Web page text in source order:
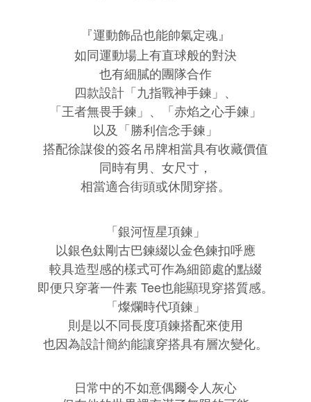
『運動飾品也能帥氣定魂』
如同運動場上有直球般的對決
也有細膩的團隊合作
四款設計「九指戰神手鍊」、
「王者無畏手鍊」、
「赤焰之心手鍊」
以及「勝利信念手鍊」
搭配徐謀俊的簽名吊牌相當具有收藏價值
同時有男、女尺寸，
相當適合街頭或休閒穿搭。
「銀河恆星項鍊」
以銀色鈦剛古巴鍊綴以金色鍊扣呼應
較具造型感的樣式可作為細節處的點綴
即便只穿著一件素 Tee也能顯現穿搭質感。
「燦爛時代項鍊 」
則是以不同長度項鍊搭配來使用
也因為設計簡約能讓穿搭具有層次變化。
日常中的不如意偶爾令人灰心